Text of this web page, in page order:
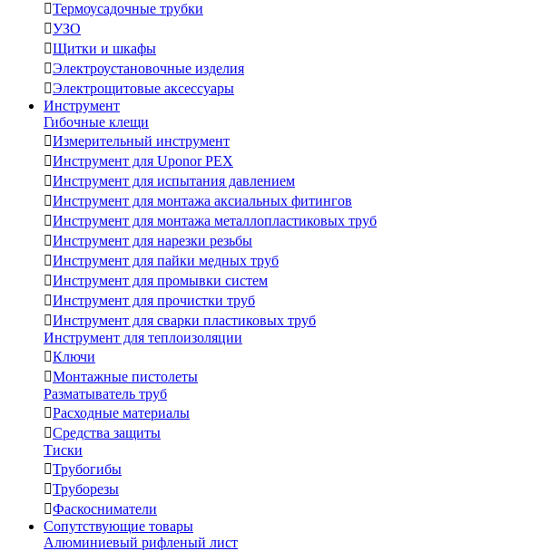
Термоусадочные трубки
УЗО
Щитки и шкафы
Электроустановочные изделия
Электрощитовые аксессуары
Инструмент
Гибочные клещи
Измерительный инструмент
Инструмент для Uponor PEX
Инструмент для испытания давлением
Инструмент для монтажа аксиальных фитингов
Инструмент для монтажа металлопластиковых труб
Инструмент для нарезки резьбы
Инструмент для пайки медных труб
Инструмент для промывки систем
Инструмент для прочистки труб
Инструмент для сварки пластиковых труб
Инструмент для теплоизоляции
Ключи
Монтажные пистолеты
Разматыватель труб
Расходные материалы
Средства защиты
Тиски
Трубогибы
Труборезы
Фаскосниматели
Сопутствующие товары
Алюминиевый рифленый лист